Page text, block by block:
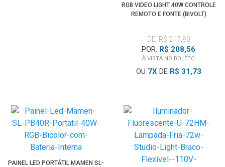
RGB VIDEO LIGHT 40W CONTROLE
REMOTO E FONTE (BIVOLT)
DE: R$ 217,80
POR: R$ 208,56
À VISTA NO BOLETO
OU 7XDE R$ 31,73
PAINEL LED PORTÁTIL MAMEN SL-